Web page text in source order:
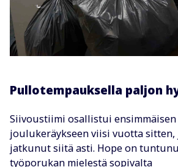
Pullotempauksella paljon
Siivoustiimi osallistui
joulukeräykseen viisi vuotta sitten,
jatkunut siitä asti. Hope on
työporukan mielestä sopivalta